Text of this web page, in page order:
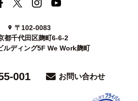
〒102-0083
都千代田区麹町6-6-2
ルディング5F We Work麹町
001 お問い合わせ